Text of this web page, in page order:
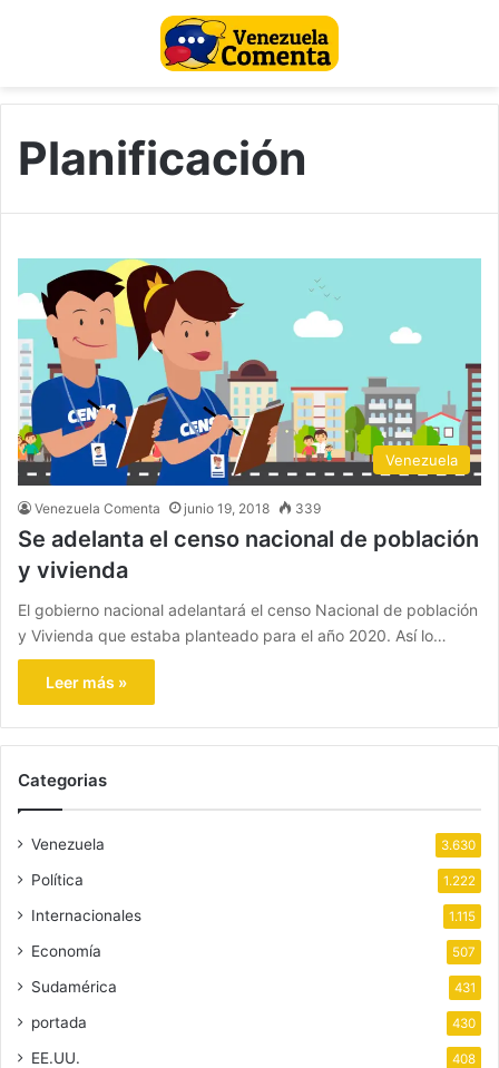
Planificación
Venezuela
Venezuela Comenta junio 19, 2018 339
Se adelanta el censo nacional de población
y vivienda
El gobierno nacional adelantará el censo Nacional de población
y Vivienda que estaba planteado para el año 2020. Así lo…
Leer más »
Categorias
Venezuela 3.630
Política 1.222
Internacionales 1.115
Economía 507
Sudamérica 431
portada 430
EE.UU. 408